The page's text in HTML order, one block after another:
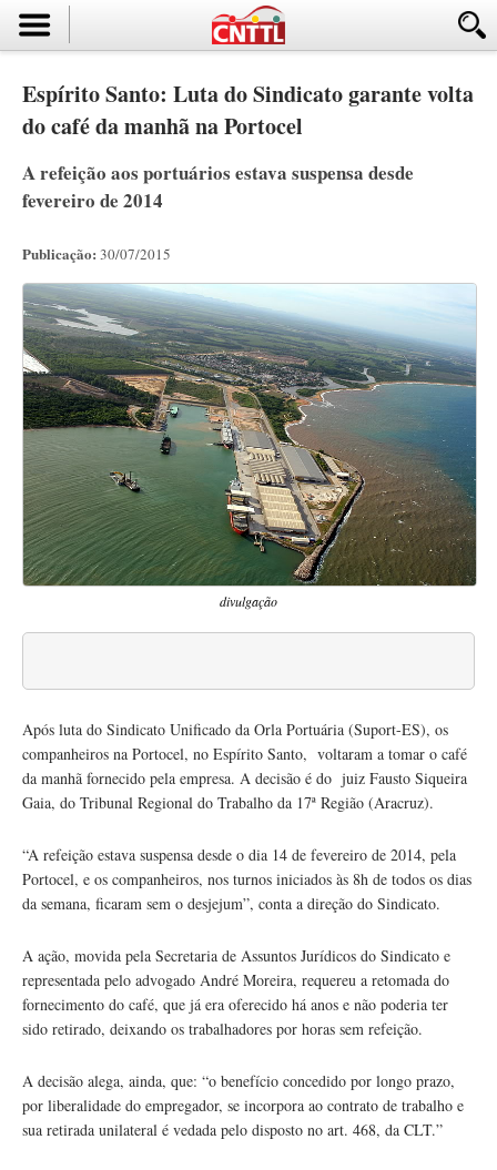
Espírito Santo: Luta do Sindicato garante volta
do café da manhã na Portocel
A refeição aos portuários estava suspensa desde
fevereiro de 2014
Publicação: 30/07/2015
divulgação
Após luta do Sindicato Unificado da Orla Portuária (Suport-ES), os
companheiros na Portocel, no Espírito Santo, voltaram a tomar o café
da manhã fornecido pela empresa. A decisão é do juiz Fausto Siqueira
Gaia, do Tribunal Regional do Trabalho da 17ª Região (Aracruz).
“A refeição estava suspensa desde o dia 14 de fevereiro de 2014, pela
Portocel, e os companheiros, nos turnos iniciados às 8h de todos os dias
da semana, ficaram sem o desjejum”, conta a direção do Sindicato.
A ação, movida pela Secretaria de Assuntos Jurídicos do Sindicato e
representada pelo advogado André Moreira, requereu a retomada do
fornecimento do café, que já era oferecido há anos e não poderia ter
sido retirado, deixando os trabalhadores por horas sem refeição.
A decisão alega, ainda, que: “o benefício concedido por longo prazo,
por liberalidade do empregador, se incorpora ao contrato de trabalho e
sua retirada unilateral é vedada pelo disposto no art. 468, da CLT.”